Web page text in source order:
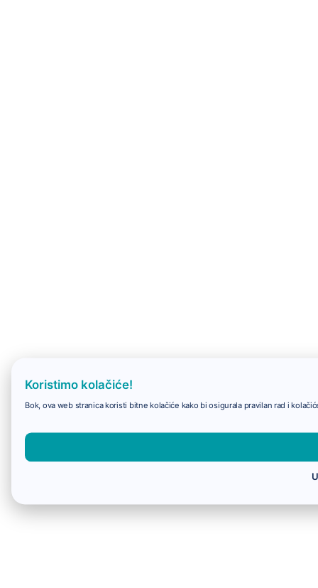
Koristimo kolačiće!
Bok, ova web stranica koristi bitne kolačiće kako bi osigurala pravilan rad i